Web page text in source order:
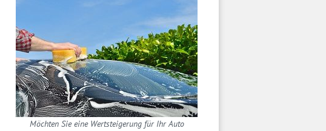
Möchten Sie eine Wertsteigerung für Ihr Auto